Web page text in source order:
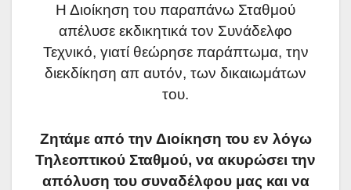
Η Διοίκηση του παραπάνω Σταθμού
απέλυσε εκδικητικά τον Συνάδελφο
Τεχνικό, γιατί θεώρησε παράπτωμα, την
διεκδίκηση απ αυτόν, των δικαιωμάτων
του.
Ζητάμε από την Διοίκηση του εν λόγω
Τηλεοπτικού Σταθμού, να ακυρώσει την
απόλυση του συναδέλφου μας και να